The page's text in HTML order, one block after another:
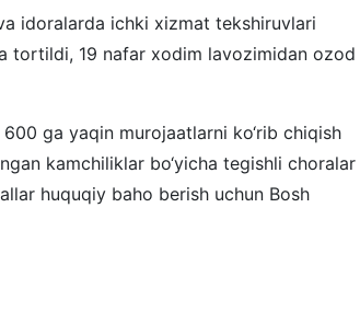
idoralarda ichki xizmat tekshiruvlari
tortildi, 19 nafar xodim lavozimidan ozod
ga yaqin murojaatlarni ko‘rib chiqish
kamchiliklar bo‘yicha tegishli choralar
huquqiy baho berish uchun Bosh